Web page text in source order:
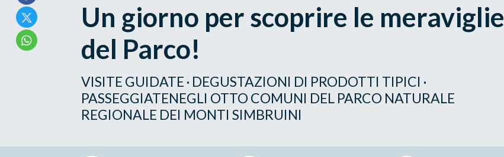
Un giorno per scoprire le meraviglie
del Parco!
VISITE GUIDATE · DEGUSTAZIONI DI PRODOTTI TIPICI ·
PASSEGGIATENEGLI OTTO COMUNI DEL PARCO NATURALE
REGIONALE DEI MONTI SIMBRUINI